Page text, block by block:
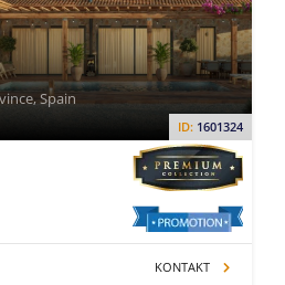
ID: 1601324
Spain
KONTAKT